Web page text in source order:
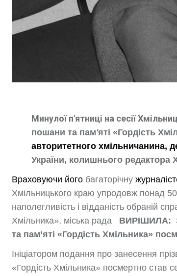
Минулої п'ятниці на сесії
пошани та пам'яті «Гордість
авторитетного хмільничанина,
України, колишнього редактора
Враховуючи його багаторічну
Хмільницького краю упродовж понад
наполегливість і відданість обраній
Хмільника», міська рада ВИРІШИЛА:
та пам’яті «Гордість Хмільника»
Ініціатором подання про занесення
«Гордість Хмільника» посмертно став